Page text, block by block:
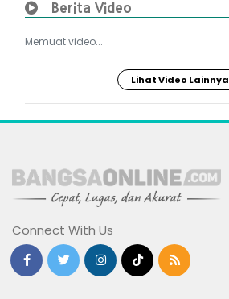
Berita Video
Memuat video...
Lihat Video Lainnya
Connect With Us